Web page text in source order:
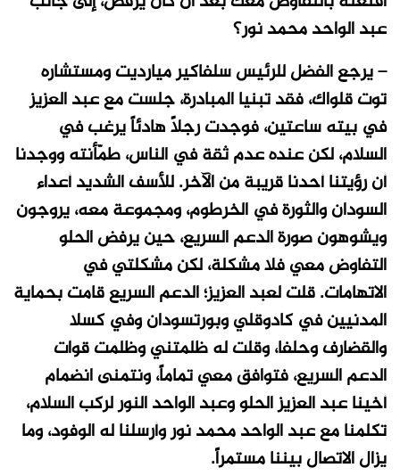
عبد الواحد محمد نور؟
– يرجع الفضل للرئيس سلفاكير ميارديت ومستشاره
توت قلواك، فقد تبنيا المبادرة، جلست مع عبد العزيز
في بيته ساعتين، فوجدت رجلاً هادئاً يرغب في
السلام، لكن عنده عدم ثقة في الناس، طمّأنته ووجدنا
أن رؤيتنا أحدنا قريبة من الآخر. للأسف الشديد أعداء
السودان والثورة في الخرطوم، ومجموعة معه، يروجون
ويشوهون صورة الدعم السريع، حين يرفض الحلو
التفاوض معي فلا مشكلة، لكن مشكلتي في
الاتهامات. قلت لعبد العزيز؛ الدعم السريع قامت بحماية
المدنيين في كادوقلي وبورتسودان وفي كسلا
والقضارف وحلفا، وقلت له ظلمتني وظلمت قوات
الدعم السريع، فتوافق معي تماماً، ونتمنى انضمام
أخينا عبد العزيز الحلو وعبد الواحد النور لركب السلام،
تكلمنا مع عبد الواحد محمد نور وأرسلنا له الوفود، وما
يزال الاتصال بيننا مستمراً.